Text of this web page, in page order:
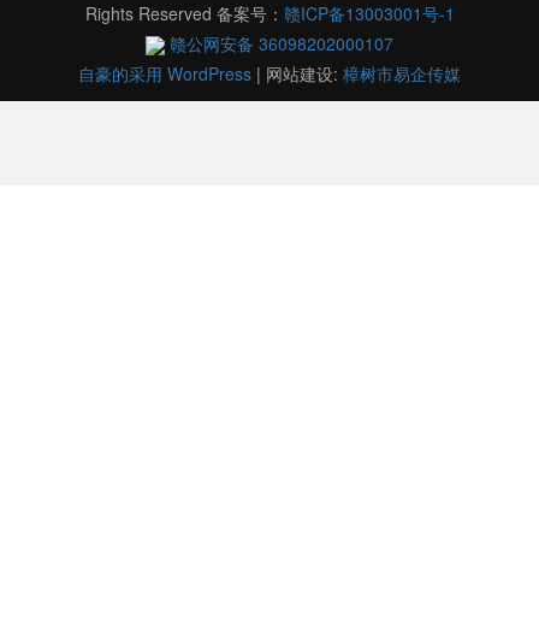
Rights Reserved 备案号： 赣ICP备13003001号-1
赣公网安备 36098202000107
自豪的采用 WordPress | 网站建设: 樟树市易企传媒